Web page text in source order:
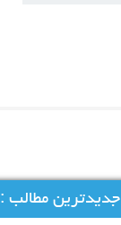
جدیدترین مطالب :